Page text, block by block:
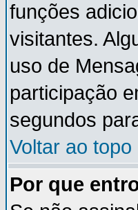
funções
visitantes.
uso de
participação
segundos
Voltar ao topo
Por que